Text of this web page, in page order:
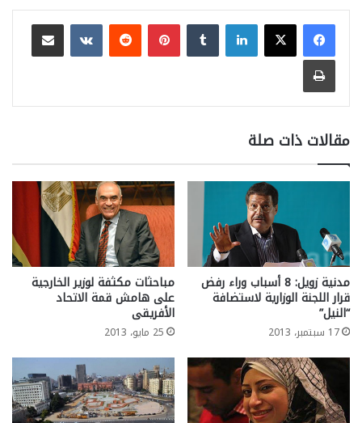
لينكدإن بينتيريست
مشاركة عبر البريد
طباعة
مقالات ذات صلة
مدنية زويل: 8 أسباب وراء رفض
قرار اللجنة الوزارية لاستضافة
“النيل”
17 سبتمبر، 2013
مباحثات مكثفة لوزير الخارجية
على هامش قمة الاتحاد
الأفريقى
25 مايو، 2013